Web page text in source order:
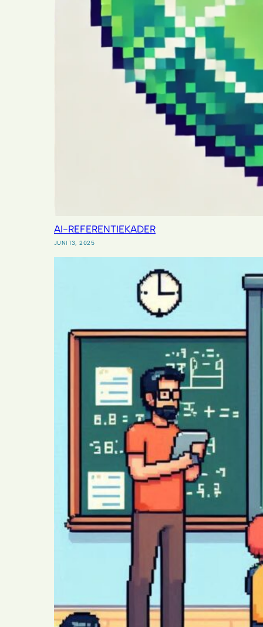
AI-REFERENTIEKADER
JUNI 13, 2025